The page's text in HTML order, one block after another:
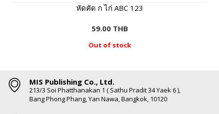
หัดคัด ก ไก่ ABC 123
59.00 THB
Out of stock
MIS Publishing Co., Ltd.
213/3 Soi Phatthanakan 1 ( Sathu Pradit 34 Yaek 6 ),
Bang Phong Phang, Yan Nawa, Bangkok, 10120